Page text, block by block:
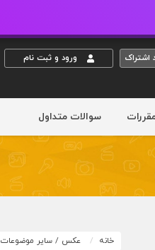
اشتراک ورود و ثبت نام
سوالات متداول
خانه عکس / سایر موضوعات